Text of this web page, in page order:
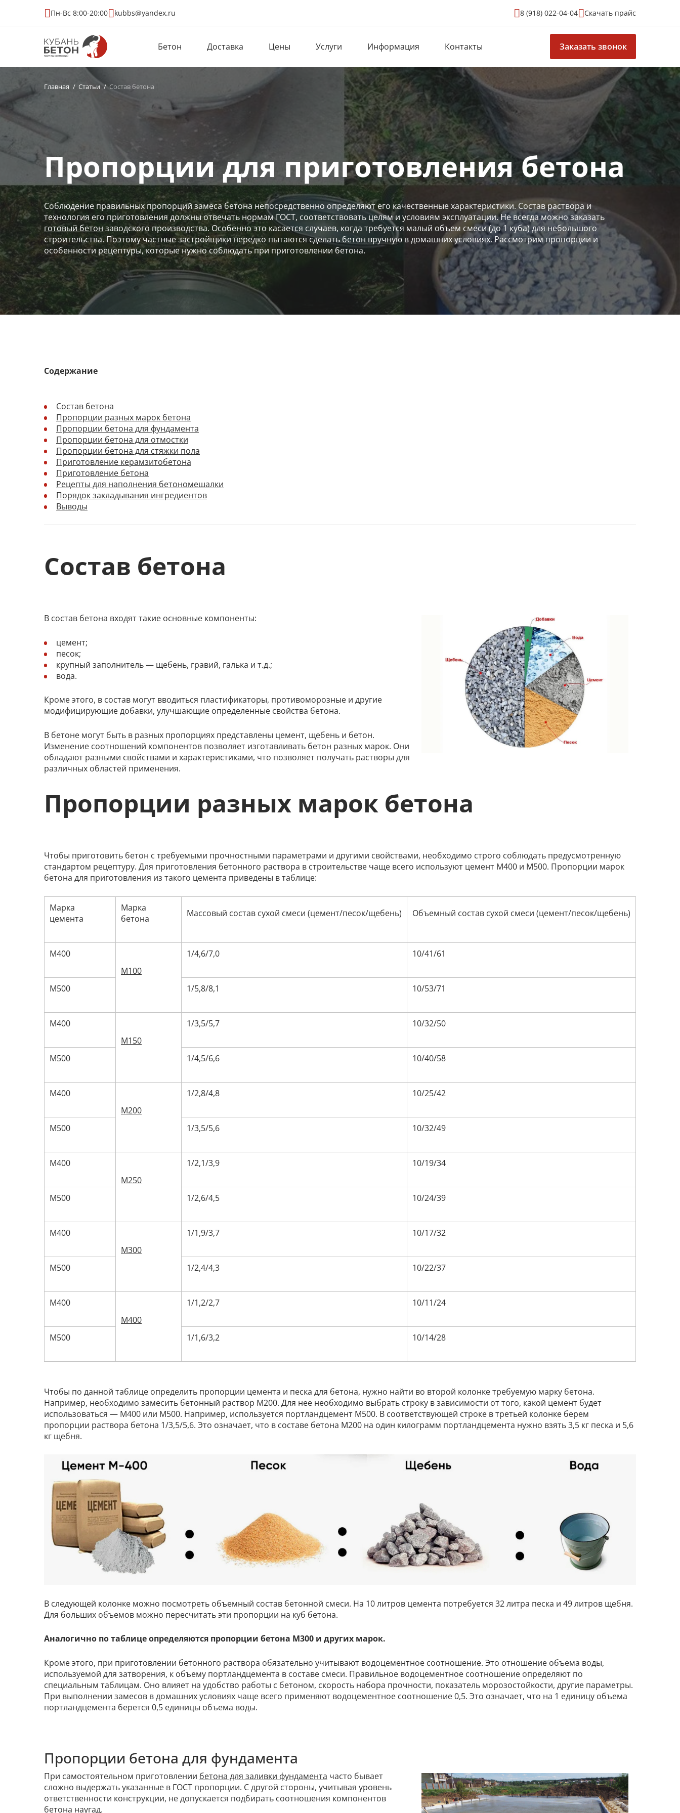
Пн-Вс 8:00-20:00 kubbs@yandex.ru 8 (918) 022-04-04 Скачать прайс
Бетон Доставка Цены Услуги Информация Контакты Заказать звонок
Главная Статьи Состав бетона
Пропорции для приготовления бетона
Соблюдение правильных пропорций замеса бетона непосредственно определяют его качественные характеристики. Состав раствора и
технология его приготовления должны отвечать нормам ГОСТ, соответствовать целям и условиям эксплуатации. Не всегда можно заказать
готовый бетонзаводского производства. Особенно это касается случаев, когда требуется малый объем смеси (до 1 куба) для небольшого
строительства. Поэтому частные застройщики нередко пытаются сделать бетон вручную в домашних условиях. Рассмотрим пропорции и
особенности рецептуры, которые нужно соблюдать при приготовлении бетона.
Содержание
Состав бетона
Пропорции разных марок бетона
Пропорции бетона для фундамента
Пропорции бетона для отмостки
Пропорции бетона для стяжки пола
Приготовление керамзитобетона
Приготовление бетона
Рецепты для наполнения бетономешалки
Порядок закладывания ингредиентов
Выводы
Состав бетона
В состав бетона входят такие основные компоненты:
цемент;
песок;
крупный заполнитель ― щебень, гравий, галька и т.д.;
вода.
Кроме этого, в состав могут вводиться пластификаторы, противоморозные и другие
модифицирующие добавки, улучшающие определенные свойства бетона.
В бетоне могут быть в разных пропорциях представлены цемент, щебень и бетон.
Изменение соотношений компонентов позволяет изготавливать бетон разных марок. Они
обладают разными свойствами и характеристиками, что позволяет получать растворы для
различных областей применения.
Пропорции разных марок бетона
Чтобы приготовить бетон с требуемыми прочностными параметрами и другими свойствами, необходимо строго соблюдать предусмотренную
стандартом рецептуру. Для приготовления бетонного раствора в строительстве чаще всего используют цемент М400 и М500. Пропорции марок
бетона для приготовления из такого цемента приведены в таблице:
Марка
цемента
Марка
бетона
Массовый состав сухой смеси (цемент/песок/щебень) Объемный состав сухой смеси (цемент/песок/щебень)
М400
М100
1/4,6/7,0 10/41/61
М500 1/5,8/8,1 10/53/71
М400
М150
1/3,5/5,7 10/32/50
М500 1/4,5/6,6 10/40/58
М400
М200
1/2,8/4,8 10/25/42
М500 1/3,5/5,6 10/32/49
М400
М250
1/2,1/3,9 10/19/34
М500 1/2,6/4,5 10/24/39
М400
М300
1/1,9/3,7 10/17/32
М500 1/2,4/4,3 10/22/37
М400
М400
1/1,2/2,7 10/11/24
М500 1/1,6/3,2 10/14/28
Чтобы по данной таблице определить пропорции цемента и песка для бетона, нужно найти во второй колонке требуемую марку бетона.
Например, необходимо замесить бетонный раствор М200. Для нее необходимо выбрать строку в зависимости от того, какой цемент будет
использоваться ― М400 или М500. Например, используется портландцемент М500. В соответствующей строке в третьей колонке берем
пропорции раствора бетона 1/3,5/5,6. Это означает, что в составе бетона М200 на один килограмм портландцемента нужно взять 3,5 кг песка и 5,6
кг щебня.
В следующей колонке можно посмотреть объемный состав бетонной смеси. На 10 литров цемента потребуется 32 литра песка и 49 литров щебня.
Для больших объемов можно пересчитать эти пропорции на куб бетона.
Аналогично по таблице определяются пропорции бетона М300 и других марок.
Кроме этого, при приготовлении бетонного раствора обязательно учитывают водоцементное соотношение. Это отношение объема воды,
используемой для затворения, к объему портландцемента в составе смеси. Правильное водоцементное соотношение определяют по
специальным таблицам. Оно влияет на удобство работы с бетоном, скорость набора прочности, показатель морозостойкости, другие параметры.
При выполнении замесов в домашних условиях чаще всего применяют водоцементное соотношение 0,5. Это означает, что на 1 единицу объема
портландцемента берется 0,5 единицы объема воды.
Пропорции бетона для фундамента
При самостоятельном приготовлении бетона для заливки фундамента часто бывает
сложно выдержать указанные в ГОСТ пропорции. С другой стороны, учитывая уровень
ответственности конструкции, не допускается подбирать соотношения компонентов
бетона наугад.